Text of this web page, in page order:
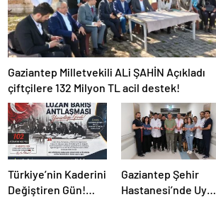
Gaziantep Milletvekili ALi ŞAHİN Açıkladı
çiftçilere 132 Milyon TL acil destek!
Türkiye’nin Kaderini
Değiştiren Gün!
Gaziantep Şehir
Hastanesi’nde Uyku